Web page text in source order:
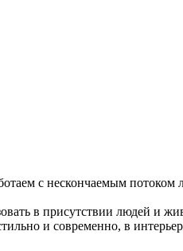
с нескончаемым потоком
в присутствии людей и
и современно, в